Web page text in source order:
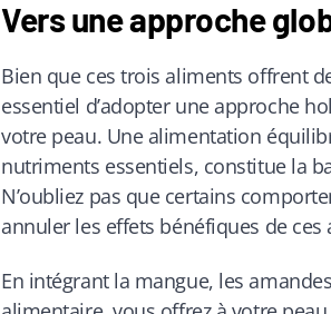
Vers une approche
Bien que ces trois aliments offrent
essentiel d’adopter une approche
votre peau. Une alimentation
nutriments essentiels, constitue la
N’oubliez pas que certains
annuler les effets bénéfiques de ces
En intégrant la mangue, les